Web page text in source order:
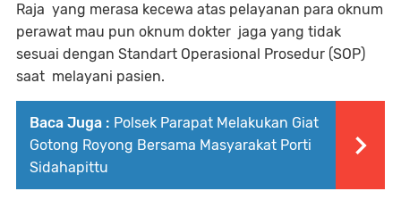
Raja yang merasa kecewa atas pelayanan para oknum
perawat mau pun oknum dokter jaga yang tidak
sesuai dengan Standart Operasional Prosedur (SOP)
saat melayani pasien.
Baca Juga : Polsek Parapat Melakukan Giat
Gotong Royong Bersama Masyarakat Porti
Sidahapittu